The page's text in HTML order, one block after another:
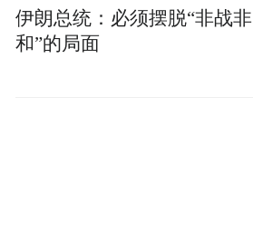
伊朗总统：必须摆脱“非战非
和”的局面